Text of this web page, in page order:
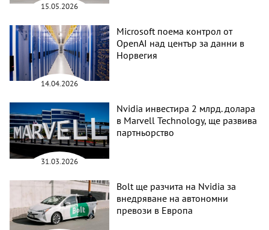
15.05.2026
14.04.2026
Microsoft поема контрол от
OpenAI над център за данни в
Норвегия
31.03.2026
Nvidia инвестира 2 млрд. долара
в Marvell Technology, ще развива
партньорство
Bolt ще разчита на Nvidia за
внедряване на автономни
превози в Европа